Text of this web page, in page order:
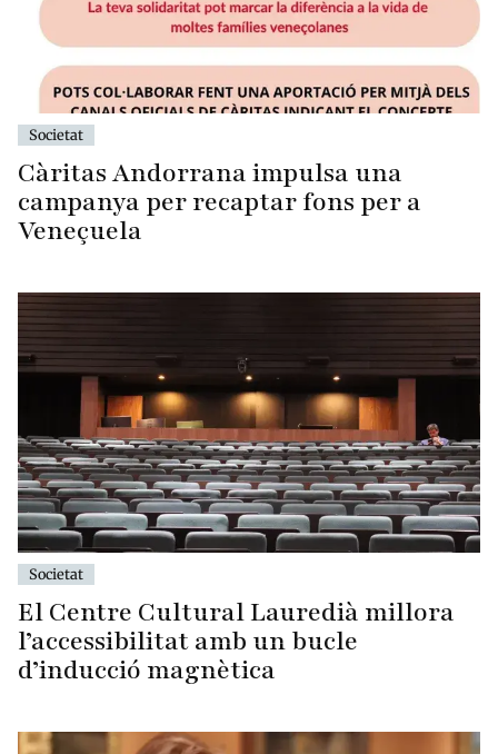
Societat
Càritas Andorrana impulsa una
campanya per recaptar fons per a
Veneçuela
Societat
El Centre Cultural Lauredià millora
l’accessibilitat amb un bucle
d’inducció magnètica